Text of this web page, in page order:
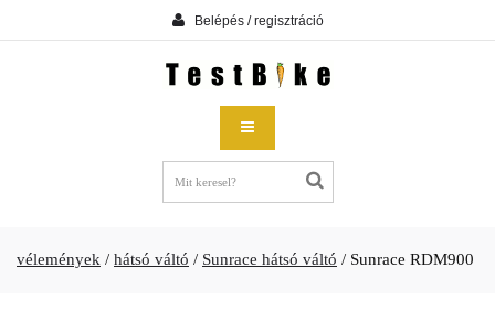
Belépés / regisztráció
vélemények / hátsó váltó / Sunrace hátsó váltó / Sunrace RDM900